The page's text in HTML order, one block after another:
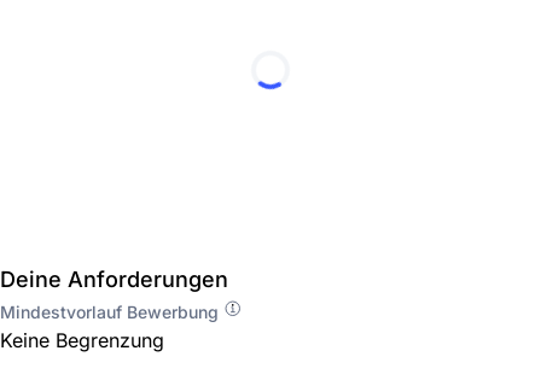
Deine Anforderungen
Mindestvorlauf Bewerbung
Keine Begrenzung